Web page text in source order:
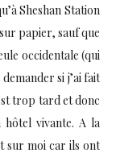
Sheshan Station
papier, sauf que
occidentale (qui
si j’ai fait
trop tard et donc
vivante. A la
sur moi car ils ont